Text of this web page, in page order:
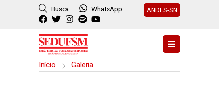
Busca WhatsApp ANDES-SN
Início Galeria